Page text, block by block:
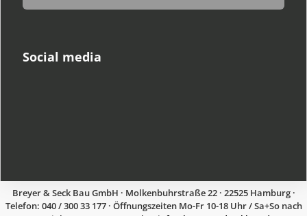
Social media
Breyer & Seck Bau GmbH · Molkenbuhrstraße 22 · 22525 Hamburg ·
Telefon: 040 / 300 33 177 · Öffnungszeiten Mo-Fr 10-18 Uhr / Sa+So nach